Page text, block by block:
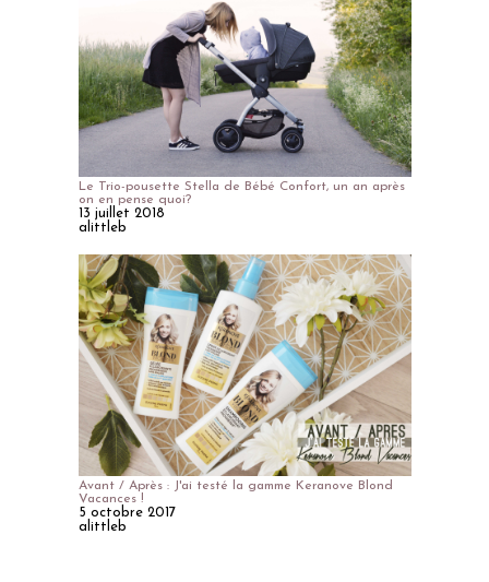
Le Trio-pousette Stella de Bébé Confort, un an après
on en pense quoi?
13 juillet 2018
alittleb
Avant / Après : J'ai testé la gamme Keranove Blond
Vacances !
5 octobre 2017
alittleb